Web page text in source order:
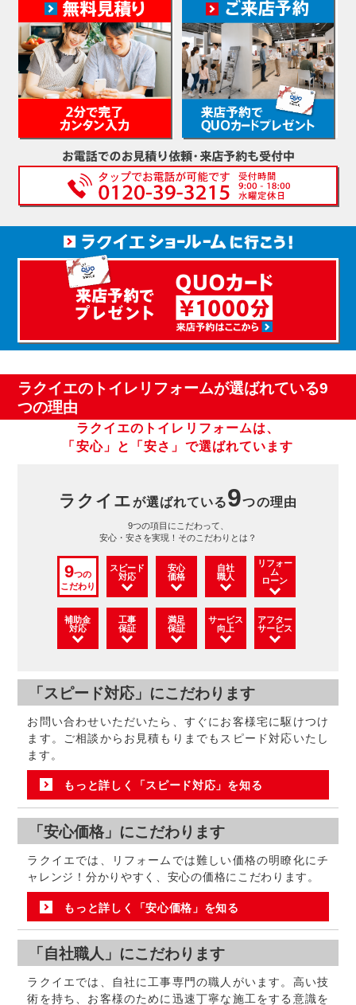
ラクイエのトイレリフォームが選ばれている9
つの理由
ラクイエのトイレリフォームは、
「安心」と「安さ」で選ばれています
ラクイエが選ばれている9つの理由
9つの項目にこだわって、
安心・安さを実現！そのこだわりとは？
9つの
こだわり
スピード
対応
安心
価格
自社
職人
リフォー
ム
ローン
補助金
対応
工事
保証
満足
保証
サービス
向上
アフター
サービス
「スピード対応」にこだわります
お問い合わせいただいたら、すぐにお客様宅に駆けつけ
ます。ご相談からお見積もりまでもスピード対応いたし
ます。
もっと詳しく「スピード対応」を知る
「安心価格」にこだわります
ラクイエでは、リフォームでは難しい価格の明瞭化にチ
ャレンジ！分かりやすく、安心の価格にこだわります。
もっと詳しく「安心価格」を知る
「自社職人」にこだわります
ラクイエでは、自社に工事専門の職人がいます。高い技
術を持ち、お客様のために迅速丁寧な施工をする意識を